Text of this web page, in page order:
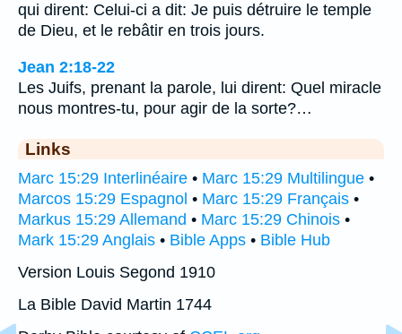
qui dirent: Celui-ci a dit: Je puis détruire le temple
de Dieu, et le rebâtir en trois jours.
Jean 2:18-22
Les Juifs, prenant la parole, lui dirent: Quel miracle
nous montres-tu, pour agir de la sorte?…
Links
Marc 15:29 Interlinéaire • Marc 15:29 Multilingue •
Marcos 15:29 Espagnol • Marc 15:29 Français •
Markus 15:29 Allemand • Marc 15:29 Chinois •
Mark 15:29 Anglais • Bible Apps • Bible Hub
Version Louis Segond 1910
La Bible David Martin 1744